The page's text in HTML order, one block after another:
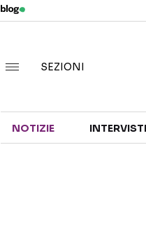
SEZIONI
NOTIZIE